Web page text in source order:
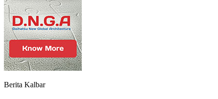
Berita Kalbar